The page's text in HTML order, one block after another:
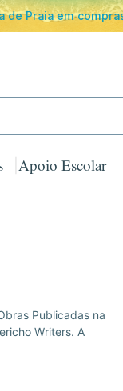
≥ 30€ de
Apoio Escolar
Publicadas na
Writers. A